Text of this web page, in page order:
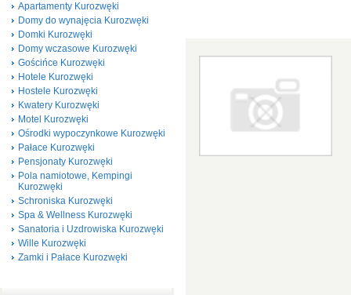
Apartamenty Kurozwęki
Domy do wynajęcia Kurozwęki
Domki Kurozwęki
Domy wczasowe Kurozwęki
Gościńce Kurozwęki
Hotele Kurozwęki
Hostele Kurozwęki
Kwatery Kurozwęki
Motel Kurozwęki
Ośrodki wypoczynkowe Kurozwęki
Pałace Kurozwęki
Pensjonaty Kurozwęki
Pola namiotowe, Kempingi
Kurozwęki
Schroniska Kurozwęki
Spa & Wellness Kurozwęki
Sanatoria i Uzdrowiska Kurozwęki
Wille Kurozwęki
Zamki i Pałace Kurozwęki